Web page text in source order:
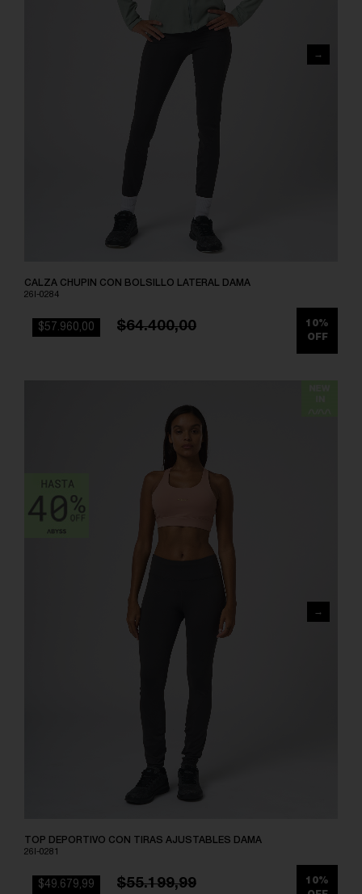
CALZA CHUPIN CON BOLSILLO LATERAL DAMA
26I-0284
$57.960,00 $64.400,00
10%
OFF
TOP DEPORTIVO CON TIRAS AJUSTABLES DAMA
26I-0281
$49.679,99 $55.199,99
10%